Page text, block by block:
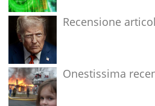
Recensione
Onestissima